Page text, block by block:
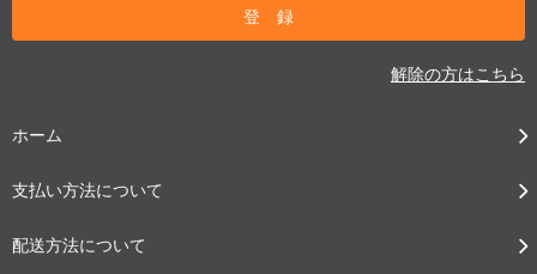
解除の方はこちら
ホーム
支払い方法について
配送方法について